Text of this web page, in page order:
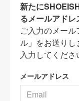
新たに
るメールアドレ
ご入力のメー
ル」をお送り
入力してくださ
メールアドレス